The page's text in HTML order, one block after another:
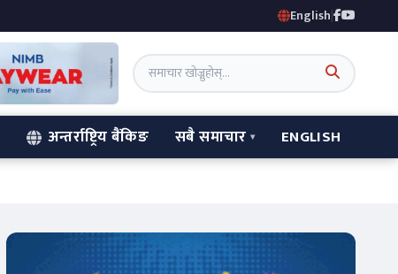
English|
अन्तर्राष्ट्रिय बैंकिङ सबै समाचार ENGLISH